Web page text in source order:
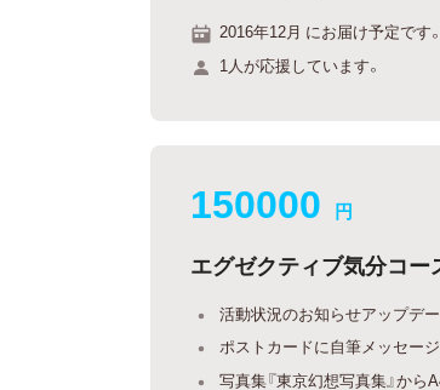
2016年12月 にお届け予定です。
1人が応援しています。
150000 円
エグゼクティブ気分コー
活動状況のお知らせアップデ
ポストカードに自筆メッセージ
写真集『東京幻想写真集』から